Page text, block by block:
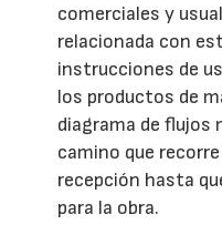
comerciales y
relacionada con
instrucciones de
los productos de
diagrama de flujos
camino que
recepción hasta
para la obra.